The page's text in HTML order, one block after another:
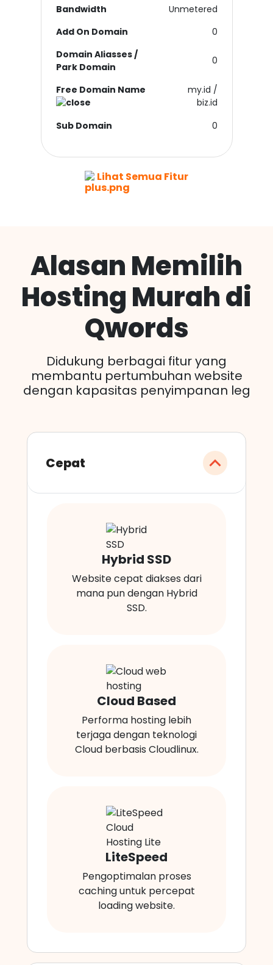
Bandwidth
Unmetered
Add On Domain
0
Domain Aliasses /
Park Domain
0
Free Domain Name
my.id /
biz.id
Sub Domain
0
Lihat Semua Fitur
Alasan Memilih
Hosting Murah di
Qwords
Didukung berbagai fitur yang
membantu pertumbuhan website
dengan kapasitas penyimpanan leg
Cepat
Hybrid SSD
Website cepat diakses dari
mana pun dengan Hybrid
SSD.
Cloud Based
Performa hosting lebih
terjaga dengan teknologi
Cloud berbasis Cloudlinux.
LiteSpeed
Pengoptimalan proses
caching untuk percepat
loading website.